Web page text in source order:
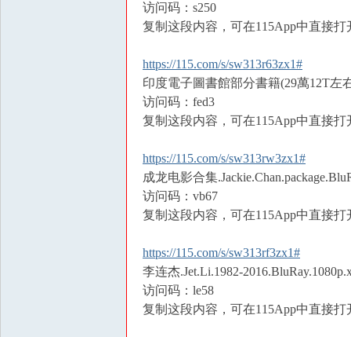
访问码：s250
复制这段内容，可在115App中直接打
https://115.com/s/sw313r63zx1#
印度電子圖書館部分書籍(29萬12T左
访问码：fed3
复制这段内容，可在115App中直接打
https://115.com/s/sw313rw3zx1#
成龙电影合集
访问码：vb67
复制这段内容，可在115App中直接打
https://115.com/s/sw313rf3zx1#
李连杰.Jet.Li.1982-
访问码：le58
复制这段内容，可在115App中直接打